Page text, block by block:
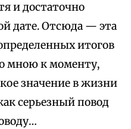
и достаточно
дате. Отсюда — эта
итогов
мною к моменту,
значение в жизни
серьезный повод